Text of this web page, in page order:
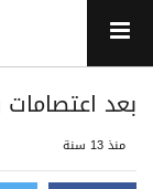
بعد اعتصامات
منذ 13 سنة